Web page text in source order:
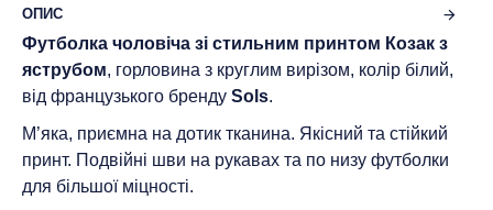
ОПИС
Футболка чоловіча зі стильним принтом Козак з
яструбом, горловина з круглим вирізом, колір білий,
від французького бренду Sols.
М’яка, приємна на дотик тканина. Якісний та стійкий
принт. Подвійні шви на рукавах та по низу футболки
для більшої міцності.